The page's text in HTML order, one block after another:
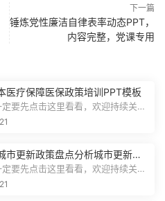
下一篇
锤炼党性廉洁自律表率动态PPT，
内容完整，党课专用
医疗保障医保政策培训PPT模板
要先点击这里看看，欢迎持续关
天推送预览结束，一共2...
市更新政策盘点分析城市更新宣
要先点击这里看看，欢迎持续关
天推送预览结束，一共1...